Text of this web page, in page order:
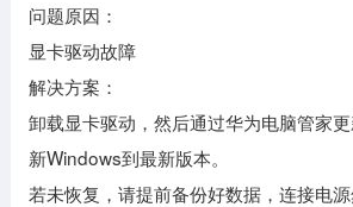
问题原因：
显卡驱动故障
解决方案：
卸载显卡驱动，然后通过华为电脑管家
新Windows到最新版本。
若未恢复，请提前备份好数据，连接电